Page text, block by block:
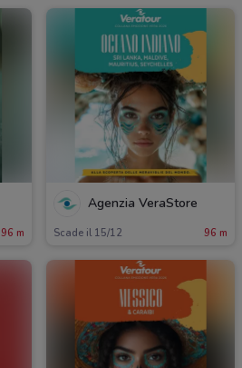
96 m
Agenzia VeraStore
Scade il 15/12 96 m